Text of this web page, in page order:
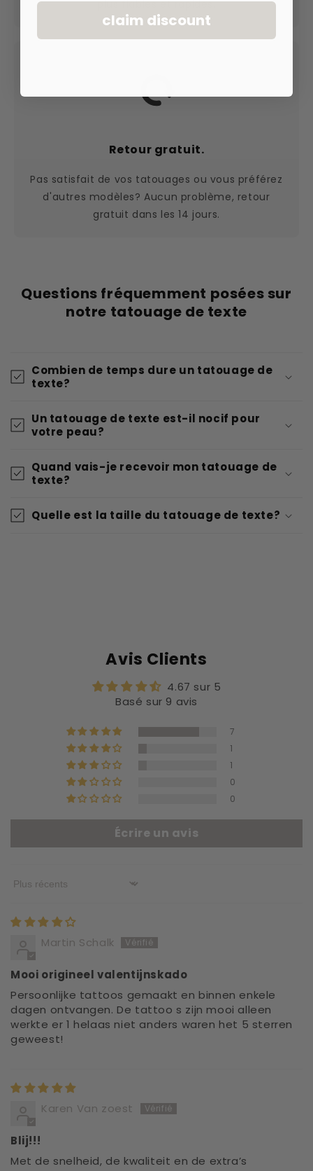
plus fiables et rapides.
Retour gratuit.
Pas satisfait de vos tatouages ou vous préférez
d'autres modèles? Aucun problème, retour
gratuit dans les 14 jours.
Questions fréquemment posées sur
notre tatouage de texte
Combien de temps dure un tatouage de
texte?
Un tatouage de texte est-il nocif pour
votre peau?
Quand vais-je recevoir mon tatouage de
texte?
Quelle est la taille du tatouage de texte?
Avis Clients
4.67 sur 5
Basé sur 9 avis
7
1
1
0
0
Écrire un avis
Sort by
Martin Schalk
Mooi origineel valentijnskado
Persoonlijke tattoos gemaakt en binnen enkele
dagen ontvangen. De tattoo s zijn mooi alleen
werkte er 1 helaas niet anders waren het 5 sterren
geweest!
Karen Van zoest
Blij!!!
Met de snelheid, de kwaliteit en de extra’s
claim discount